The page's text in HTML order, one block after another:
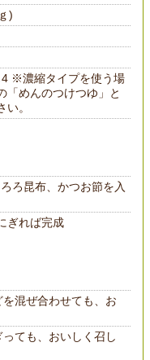
)
4 ※濃縮タイプを使う場
「めんのつけつゆ」と
。
ろ昆布、かつお節を入
ぎれば完成
混ぜ合わせても、お
ても、おいしく召し